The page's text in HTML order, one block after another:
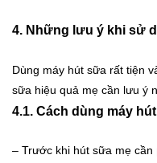
4. Những lưu ý khi sử
Dùng máy hút sữa rất tiện
sữa hiệu quả mẹ cần lưu ý
4.1. Cách dùng máy
– Trước khi hút sữa mẹ